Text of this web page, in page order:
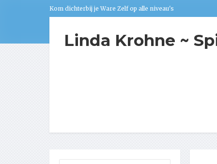
Kom dichterbij je Ware Zelf op alle niveau's
Linda Krohne ~